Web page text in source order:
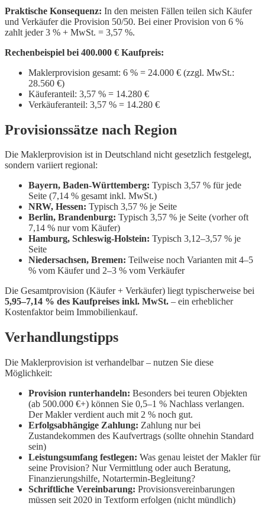
Praktische Konsequenz: In den meisten Fällen teilen sich Käufer
und Verkäufer die Provision 50/50. Bei einer Provision von 6 %
zahlt jeder 3 % + MwSt. = 3,57 %.
Rechenbeispiel bei 400.000 € Kaufpreis:
Maklerprovision gesamt: 6 % = 24.000 € (zzgl. MwSt.:
28.560 €)
Käuferanteil: 3,57 % = 14.280 €
Verkäuferanteil: 3,57 % = 14.280 €
Provisionssätze nach Region
Die Maklerprovision ist in Deutschland nicht gesetzlich festgelegt,
sondern variiert regional:
Bayern, Baden-Württemberg: Typisch 3,57 % für jede
Seite (7,14 % gesamt inkl. MwSt.)
NRW, Hessen: Typisch 3,57 % je Seite
Berlin, Brandenburg: Typisch 3,57 % je Seite (vorher oft
7,14 % nur vom Käufer)
Hamburg, Schleswig-Holstein: Typisch 3,12–3,57 % je
Seite
Niedersachsen, Bremen: Teilweise noch Varianten mit 4–5
% vom Käufer und 2–3 % vom Verkäufer
Die Gesamtprovision (Käufer + Verkäufer) liegt typischerweise bei
5,95–7,14 % des Kaufpreises inkl. MwSt. – ein erheblicher
Kostenfaktor beim Immobilienkauf.
Verhandlungstipps
Die Maklerprovision ist verhandelbar – nutzen Sie diese
Möglichkeit:
Provision runterhandeln: Besonders bei teuren Objekten
(ab 500.000 €+) können Sie 0,5–1 % Nachlass verlangen.
Der Makler verdient auch mit 2 % noch gut.
Erfolgsabhängige Zahlung: Zahlung nur bei
Zustandekommen des Kaufvertrags (sollte ohnehin Standard
sein)
Leistungsumfang festlegen: Was genau leistet der Makler für
seine Provision? Nur Vermittlung oder auch Beratung,
Finanzierungshilfe, Notartermin-Begleitung?
Schriftliche Vereinbarung: Provisionsvereinbarungen
müssen seit 2020 in Textform erfolgen (nicht mündlich)